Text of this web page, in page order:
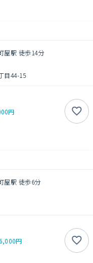
屋駅 徒歩14分
目44-15
円
屋駅 徒歩6分
円